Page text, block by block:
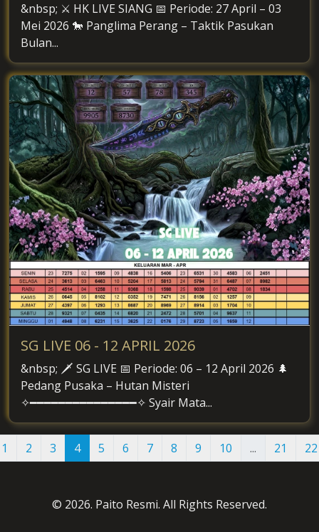
&nbsp; ⚔️ HK LIVE SIANG 📅 Periode: 27 April – 03
Mei 2026 🐎 Panglima Perang – Taktik Pasukan
Bulan...
SG LIVE 06 - 12 APRIL 2026
&nbsp; 🗡️ SG LIVE 📅 Periode: 06 – 12 April 2026 🌲
Pedang Pusaka – Hutan Misteri
✧━━━━━━━━━━━━━━━✧ Syair Mata...
1 2 3 4 5 6 7 8 9 10 ... 21 22
© 2026. Paito Resmi. All Rights Reserved.